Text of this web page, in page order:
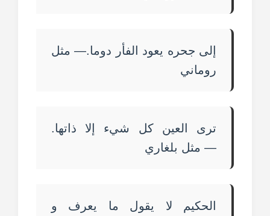
إلى جحره يعود الفأر دوما.— مثل
روماني
ترى العين كل شيء إلا ذاتها.
— مثل بلغاري
الحكيم لا يقول ما يعرف و